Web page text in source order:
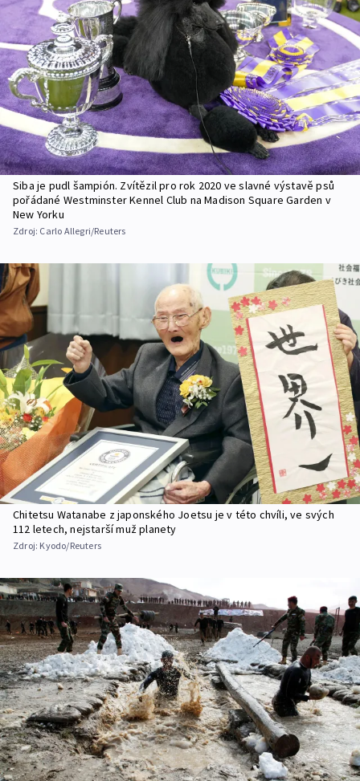
Siba je pudl šampión. Zvítězil pro rok 2020 ve slavné výstavě psů
pořádané Westminster Kennel Club na Madison Square Garden v
New Yorku
Zdroj: Carlo Allegri/Reuters
Chitetsu Watanabe z japonského Joetsu je v této chvíli, ve svých
112 letech, nejstarší muž planety
Zdroj: Kyodo/Reuters